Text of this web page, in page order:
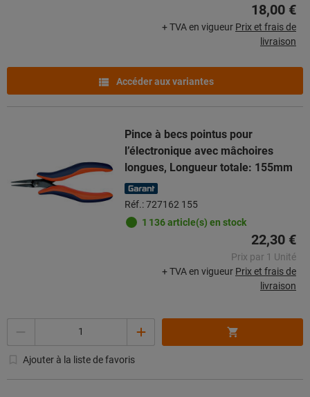
18,00 €
+ TVA en vigueur Prix et frais de
livraison
Accéder aux variantes
Pince à becs pointus pour
l’électronique avec mâchoires
longues, Longueur totale: 155mm
Réf.: 727162 155
1 136 article(s) en stock
22,30 €
Prix par 1 Unité
+ TVA en vigueur Prix et frais de
livraison
Ajouter à la liste de favoris